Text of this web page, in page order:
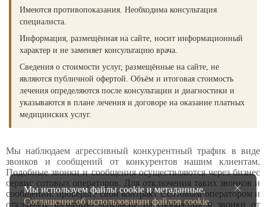
Имеются противопоказания. Необходима консультация
специалиста.
Информация, размещённая на сайте, носит информационный
характер и не заменяет консультацию врача.
Сведения о стоимости услуг, размещённые на сайте, не
являются публичной офертой. Объём и итоговая стоимость
лечения определяются после консультации и диагностики и
указываются в плане лечения и договоре на оказание платных
медицинских услуг.
Мы наблюдаем агрессивный конкурентный трафик в виде
звонков и сообщений от конкурентов нашим клиентам.
Подобные звонки и сообщения осуществляются через бизнес
сервис сотовых операторов. Для отключения таких звонков и
сообщений: проверьте свой контракт с сотовым оператором и
отключите функцию «согласие на сообщения и звонки от
Мы используем файлы cookie и метаданные.
Соглашение об использовании файлов cookie.